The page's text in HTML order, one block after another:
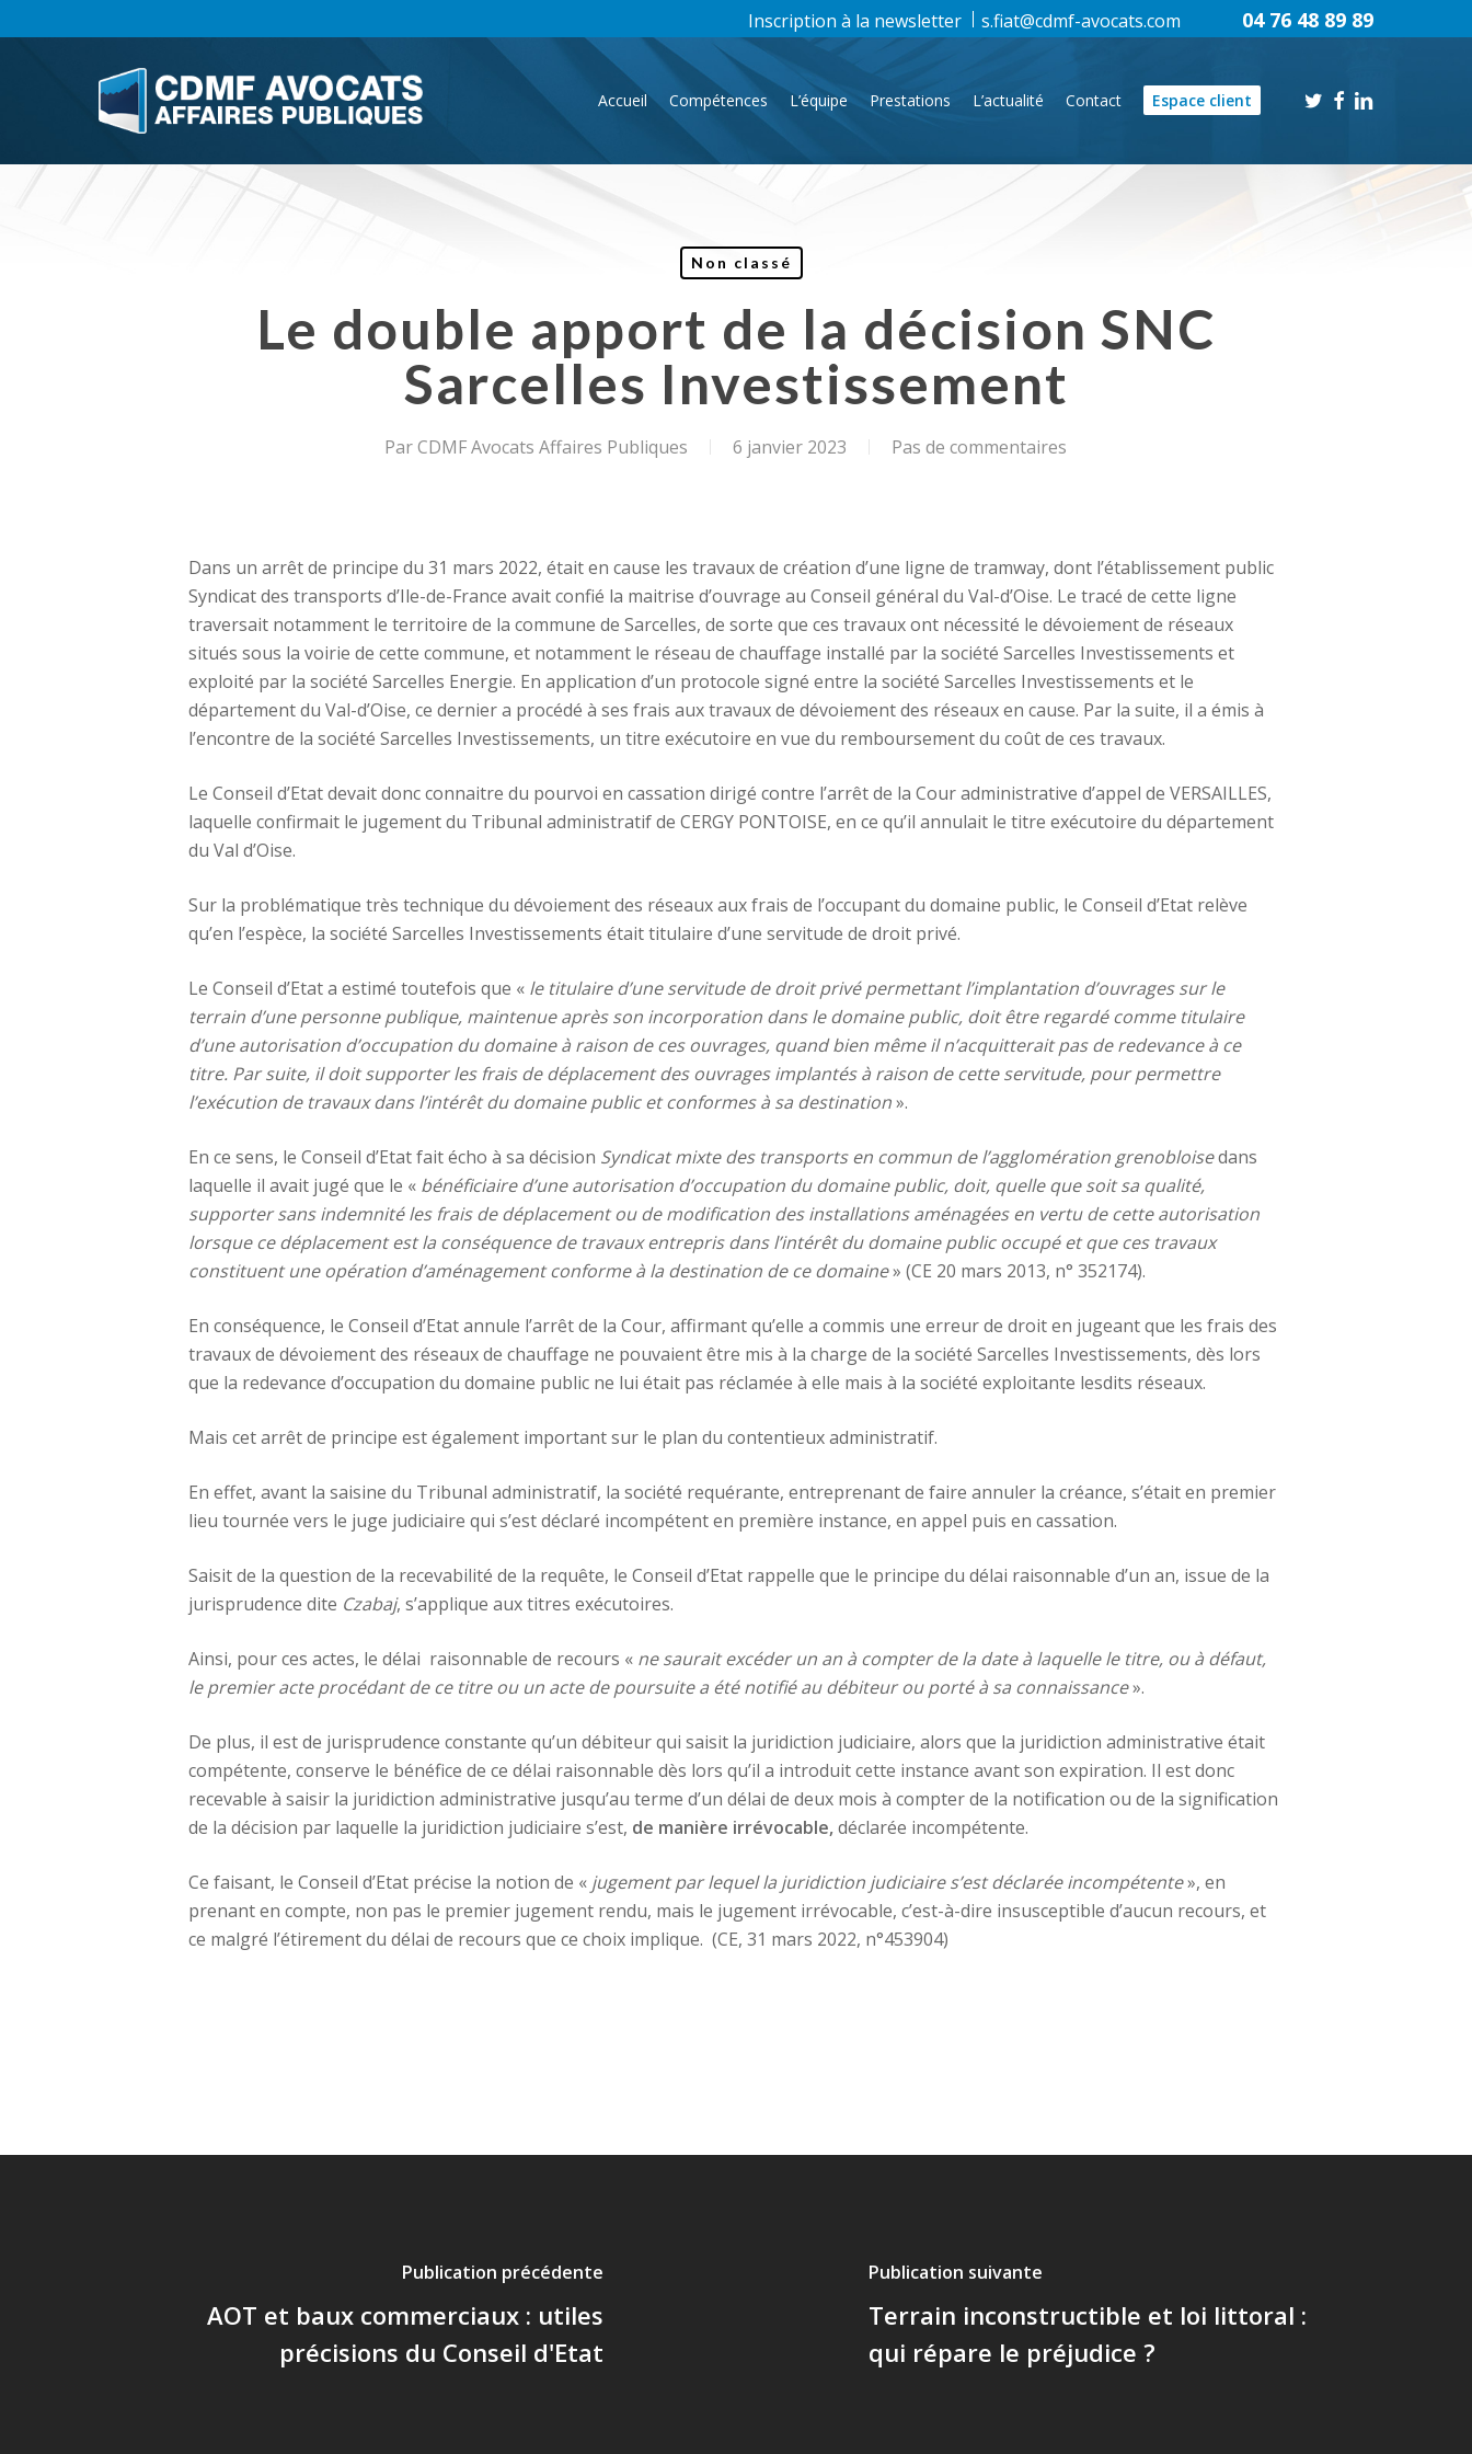
to
Accueil Compétences L’équipe Prestations L’actualité Contact Espace client twitterfacebook
linkedin
Inscription à la newsletter s.fiat@cdmf-avocats.com 04 76 48 89 89
Non classé
Le double apport de la décision SNC
Sarcelles Investissement
ParCDMF Avocats Affaires Publiques 6 janvier 2023 Pas de commentaires
Dans un arrêt de principe du 31 mars 2022, était en cause les travaux de création d’une ligne de tramway, dont l’établissement public
Syndicat des transports d’Ile-de-France avait confié la maitrise d’ouvrage au Conseil général du Val-d’Oise. Le tracé de cette ligne
traversait notamment le territoire de la commune de Sarcelles, de sorte que ces travaux ont nécessité le dévoiement de réseaux
situés sous la voirie de cette commune, et notamment le réseau de chauffage installé par la société Sarcelles Investissements et
exploité par la société Sarcelles Energie. En application d’un protocole signé entre la société Sarcelles Investissements et le
département du Val-d’Oise, ce dernier a procédé à ses frais aux travaux de dévoiement des réseaux en cause. Par la suite, il a émis à
l’encontre de la société Sarcelles Investissements, un titre exécutoire en vue du remboursement du coût de ces travaux.
Le Conseil d’Etat devait donc connaitre du pourvoi en cassation dirigé contre l’arrêt de la Cour administrative d’appel de VERSAILLES,
laquelle confirmait le jugement du Tribunal administratif de CERGY PONTOISE, en ce qu’il annulait le titre exécutoire du département
du Val d’Oise.
Sur la problématique très technique du dévoiement des réseaux aux frais de l’occupant du domaine public, le Conseil d’Etat relève
qu’en l’espèce, la société Sarcelles Investissements était titulaire d’une servitude de droit privé.
Le Conseil d’Etat a estimé toutefois que « le titulaire d’une servitude de droit privé permettant l’implantation d’ouvrages sur le
terrain d’une personne publique, maintenue après son incorporation dans le domaine public, doit être regardé comme titulaire
d’une autorisation d’occupation du domaine à raison de ces ouvrages, quand bien même il n’acquitterait pas de redevance à ce
titre. Par suite, il doit supporter les frais de déplacement des ouvrages implantés à raison de cette servitude, pour permettre
l’exécution de travaux dans l’intérêt du domaine public et conformes à sa destination».
En ce sens, le Conseil d’Etat fait écho à sa décision Syndicat mixte des transports en commun de l’agglomération grenobloisedans
laquelle il avait jugé que le « bénéficiaire d’une autorisation d’occupation du domaine public, doit, quelle que soit sa qualité,
supporter sans indemnité les frais de déplacement ou de modification des installations aménagées en vertu de cette autorisation
lorsque ce déplacement est la conséquence de travaux entrepris dans l’intérêt du domaine public occupé et que ces travaux
constituent une opération d’aménagement conforme à la destination de ce domaine» (CE 20 mars 2013, n° 352174).
En conséquence, le Conseil d’Etat annule l’arrêt de la Cour, affirmant qu’elle a commis une erreur de droit en jugeant que les frais des
travaux de dévoiement des réseaux de chauffage ne pouvaient être mis à la charge de la société Sarcelles Investissements, dès lors
que la redevance d’occupation du domaine public ne lui était pas réclamée à elle mais à la société exploitante lesdits réseaux.
Mais cet arrêt de principe est également important sur le plan du contentieux administratif.
En effet, avant la saisine du Tribunal administratif, la société requérante, entreprenant de faire annuler la créance, s’était en premier
lieu tournée vers le juge judiciaire qui s’est déclaré incompétent en première instance, en appel puis en cassation.
Saisit de la question de la recevabilité de la requête, le Conseil d’Etat rappelle que le principe du délai raisonnable d’un an, issue de la
jurisprudence dite Czabaj, s’applique aux titres exécutoires.
Ainsi, pour ces actes, le délai raisonnable de recours « ne saurait excéder un an à compter de la date à laquelle le titre, ou à défaut,
le premier acte procédant de ce titre ou un acte de poursuite a été notifié au débiteur ou porté à sa connaissance».
De plus, il est de jurisprudence constante qu’un débiteur qui saisit la juridiction judiciaire, alors que la juridiction administrative était
compétente, conserve le bénéfice de ce délai raisonnable dès lors qu’il a introduit cette instance avant son expiration. Il est donc
recevable à saisir la juridiction administrative jusqu’au terme d’un délai de deux mois à compter de la notification ou de la signification
de la décision par laquelle la juridiction judiciaire s’est, de manière irrévocable,déclarée incompétente.
Ce faisant, le Conseil d’Etat précise la notion de « jugement par lequel la juridiction judiciaire s’est déclarée incompétente», en
prenant en compte, non pas le premier jugement rendu, mais le jugement irrévocable, c’est-à-dire insusceptible d’aucun recours, et
ce malgré l’étirement du délai de recours que ce choix implique. (CE, 31 mars 2022, n°453904)
Publication précédente
AOT et baux commerciaux : utiles
précisions du Conseil d'Etat
Publication suivante
Terrain inconstructible et loi littoral :
qui répare le préjudice ?